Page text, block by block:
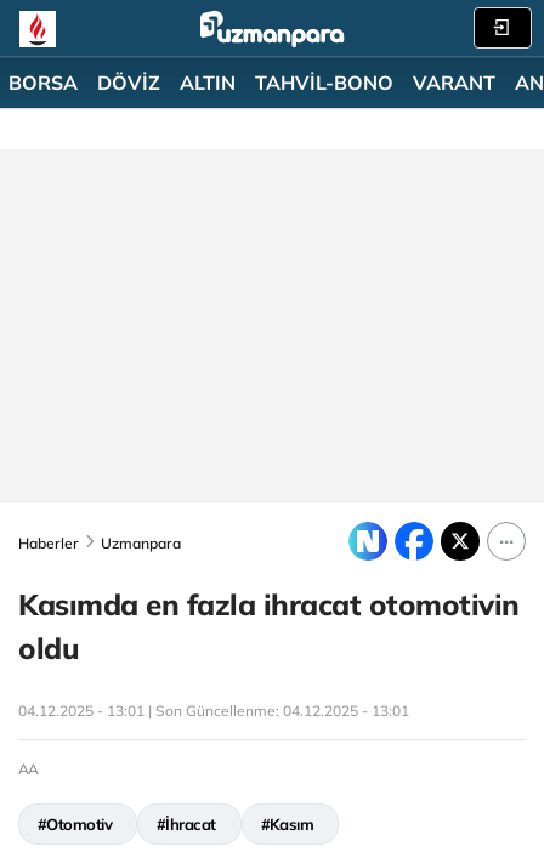
BORSA DÖVİZ ALTIN TAHVİL-BONO VARANT
Haberler Uzmanpara
Kasımda en fazla ihracat otomotivin
oldu
04.12.2025 - 13:01 | Son Güncellenme: 04.12.2025 - 13:01
AA
#Otomotiv #İhracat #Kasım